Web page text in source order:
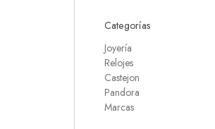
Categorías
Joyería
Relojes
Castejon
Pandora
Marcas